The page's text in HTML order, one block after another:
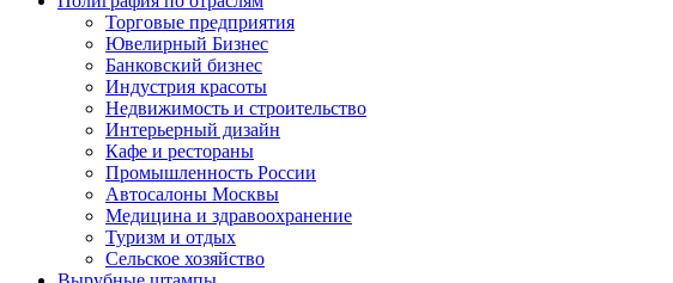
Торговые предприятия
Ювелирный Бизнес
Банковский бизнес
Индустрия красоты
Недвижимость и строительство
Интерьерный дизайн
Кафе и рестораны
Промышленность России
Автосалоны Москвы
Медицина и здравоохранение
Туризм и отдых
Сельское хозяйство